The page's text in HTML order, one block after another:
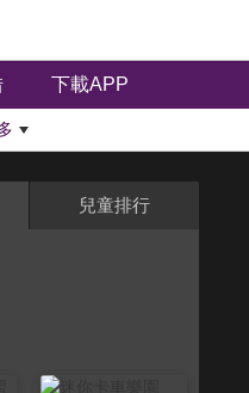
下載APP
兒童排行